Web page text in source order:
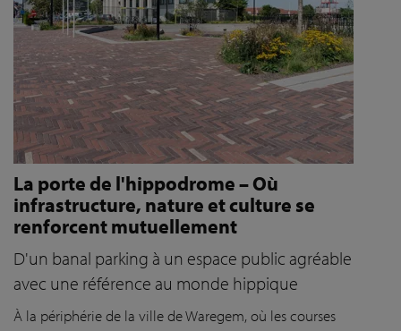
La porte de l'hippodrome – Où
infrastructure, nature et culture se
renforcent mutuellement
D'un banal parking à un espace public agréable
avec une référence au monde hippique
À la périphérie de la ville de Waregem, où les courses